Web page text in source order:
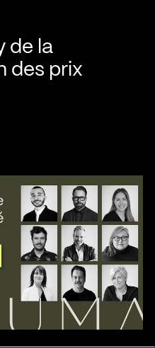
de la
des prix